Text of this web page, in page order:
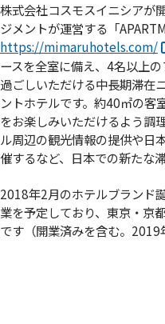
株式会社コスモスイニシアが
ジメントが運営する「
https://mimaruhotels.com/
ースを全室に備え、4名以上
過ごしいただける中長期滞在
ントホテルです。約40㎡の客
をお楽しみいただけるよう調
ル周辺の観光情報の提供や日
催するなど、日本での新たな
2018年2月のホテルブランド
業を予定しており、東京・京
です（開業済みを含む。2019